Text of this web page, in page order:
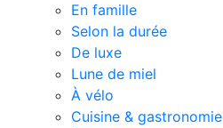
En famille
Selon la durée
De luxe
Lune de miel
À vélo
Cuisine & gastronomie